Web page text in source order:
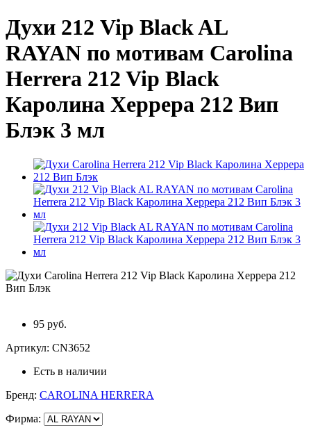
Духи 212 Vip Black AL
RAYAN по мотивам Carolina
Herrera 212 Vip Black
Каролина Херрера 212 Вип
Блэк 3 мл
95 руб.
Артикул: CN3652
Есть в наличии
Бренд: CAROLINA HERRERA
Фирма: